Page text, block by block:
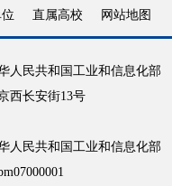
直属高校 网站地图
人民共和国工业和信息化部
西长安街13号
人民共和国工业和信息化部